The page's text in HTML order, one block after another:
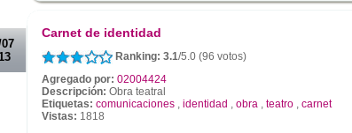
Carnet de identidad
Ranking: 3.1/5.0 (96 votos)
Agregado por: 02004424
Descripción: Obra teatral
Etiquetas: comunicaciones identidad obra teatro
carnet
Vistas: 1818